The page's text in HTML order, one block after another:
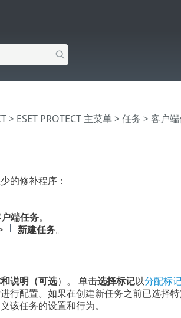
> ESET PROTECT 主菜单>任务 >客户
的修补程序：
端任务。
新建任务。
说明（可选）。 单击选择标记以分配标
行配置。如果在创建新任务之前已选择
该任务的设置和行为。